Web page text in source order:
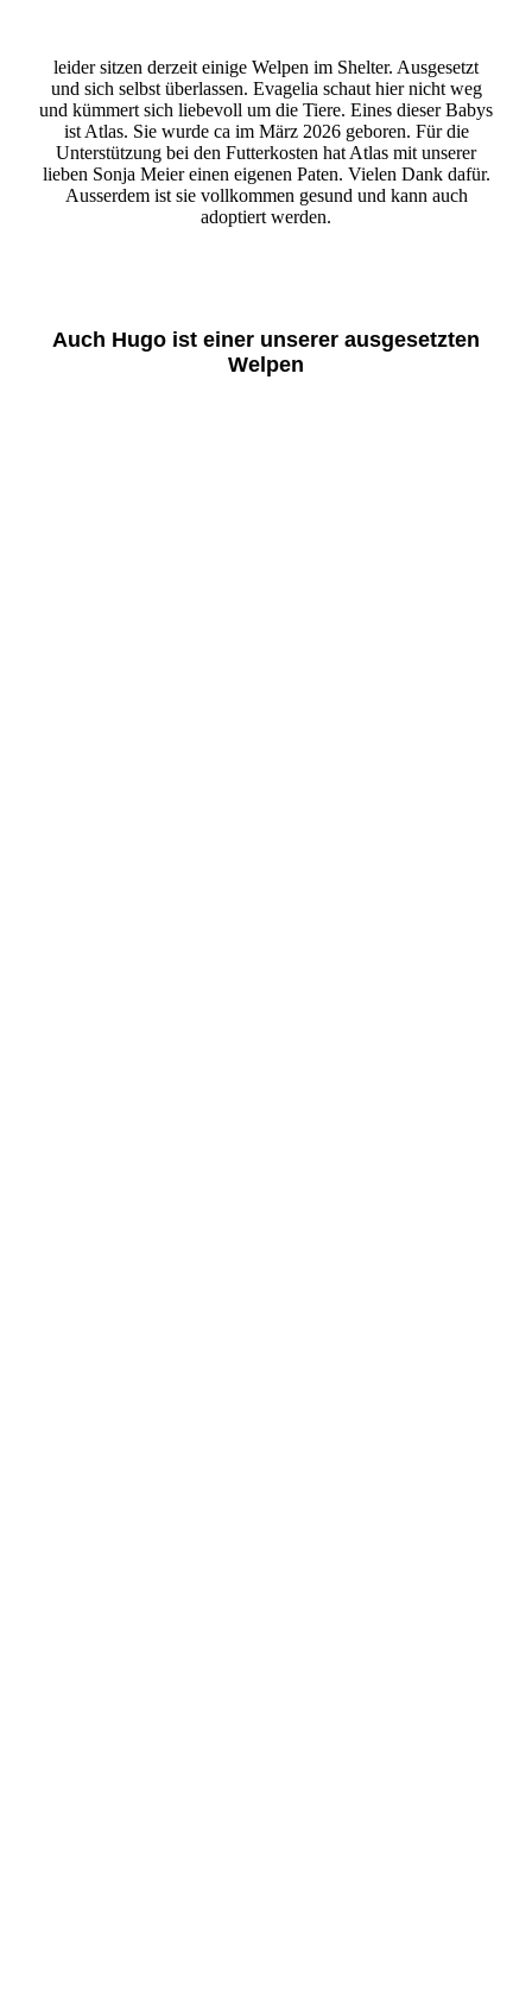
leider sitzen derzeit einige Welpen im Shelter. Ausgesetzt
und sich selbst überlassen. Evagelia schaut hier nicht weg
und kümmert sich liebevoll um die Tiere. Eines dieser Babys
ist Atlas. Sie wurde ca im März 2026 geboren. Für die
Unterstützung bei den Futterkosten hat Atlas mit unserer
lieben Sonja Meier einen eigenen Paten. Vielen Dank dafür.
Ausserdem ist sie vollkommen gesund und kann auch
adoptiert werden.
Auch Hugo ist einer unserer ausgesetzten
Welpen